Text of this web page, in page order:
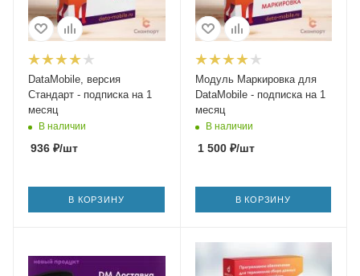
DataMobile, версия
Стандарт - подписка на 1
месяц
В наличии
936 ₽/шт
В КОРЗИНУ
Модуль Маркировка для
DataMobile - подписка на 1
месяц
В наличии
1 500₽/шт
В КОРЗИНУ